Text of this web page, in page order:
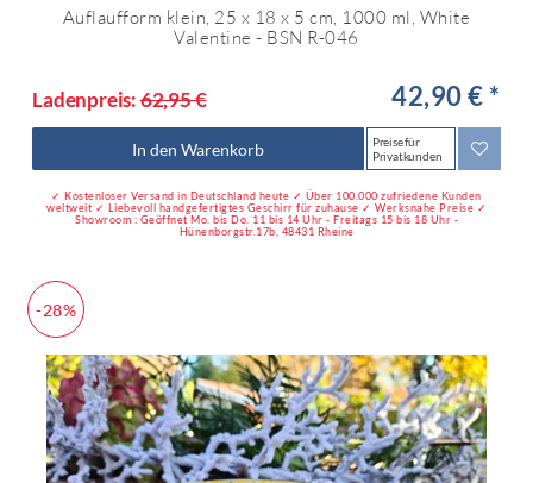
Auflaufform klein, 25 x 18 x 5 cm, 1000 ml, White
Valentine - BSN R-046
Ladenpreis:62,95 € 42,90 € *
In den Warenkorb
Preise für
Privatkunden
✓ Kostenloser Versand in Deutschland heute ✓ Über 100.000 zufriedene Kunden
weltweit ✓ Liebevoll handgefertigtes Geschirr für zuhause ✓ Werksnahe Preise ✓
Showroom : Geöffnet Mo. bis Do. 11 bis 14 Uhr - Freitags 15 bis 18 Uhr -
Hünenborgstr.17b, 48431 Rheine
-28%